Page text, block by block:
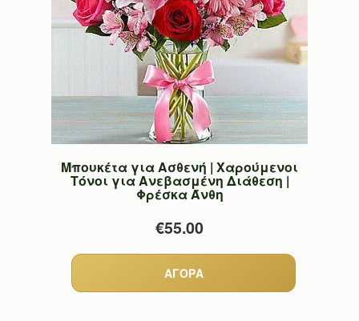
Μπουκέτα για Ασθενή | Χαρούμενοι
Τόνοι για Ανεβασμένη Διάθεση |
Φρέσκα Άνθη
€55.00